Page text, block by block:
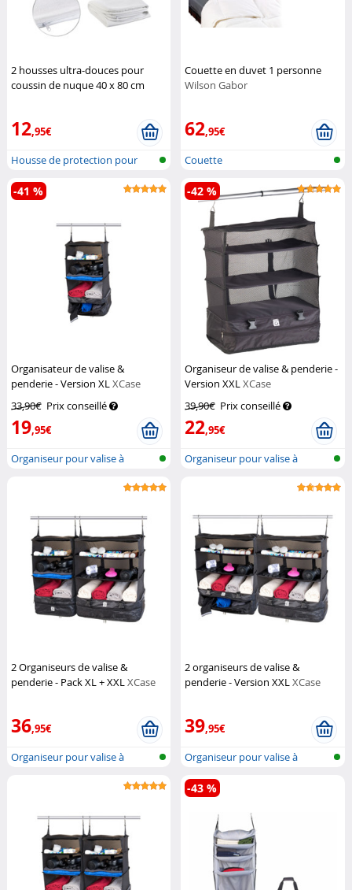
2 housses ultra-douces pour
coussin de nuque 40 x 80 cm
12,95€
Housse de protection pour
oreiller...
Couette en duvet 1 personne
Wilson Gabor
62,95€
Couette
Organisateur de valise &
penderie - Version XLXCase
33,90€ Prix conseillé
19,95€
-41 %
Organiseur pour valise à
Organiseur de valise & penderie -
Version XXLXCase
39,90€ Prix conseillé
22,95€
-42 %
Organiseur pour valise à
2 Organiseurs de valise &
penderie - Pack XL + XXLXCase
36,95€
Organiseur pour valise à
2 organiseurs de valise &
penderie - Version XXLXCase
39,95€
Organiseur pour valise à
suspendre
-43 %